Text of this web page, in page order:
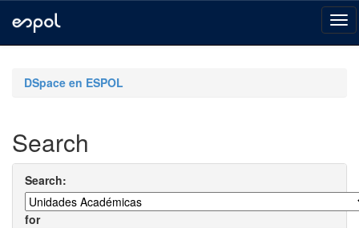
navigationDSpace en ESPOL
Search
Search:
for